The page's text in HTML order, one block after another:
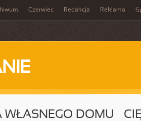
Czerwiec Redakcja Reklama
WŁASNEGO DOMU –